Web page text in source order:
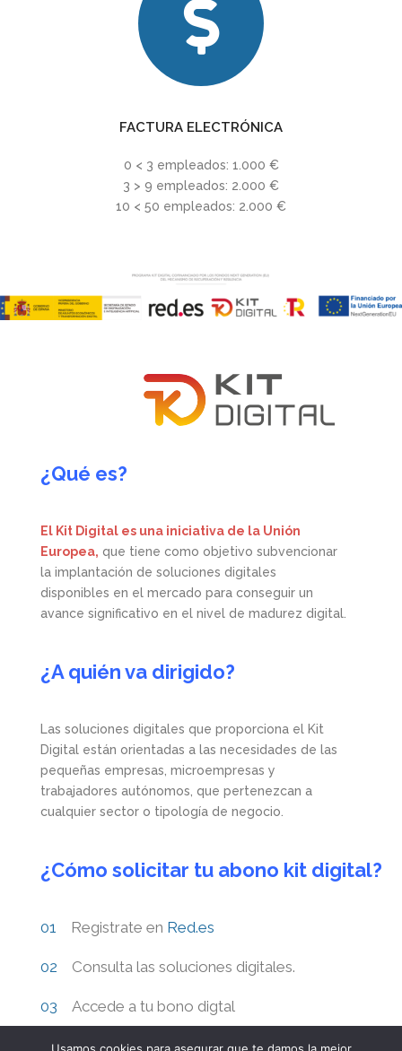
FACTURA ELECTRÓNICA
0 < 3 empleados: 1.000 €
3 > 9 empleados: 2.000 €
10 < 50 empleados: 2.000 €
¿Qué es?
El Kit Digital es una iniciativa de la Unión
Europea, que tiene como objetivo subvencionar
la implantación de soluciones digitales
disponibles en el mercado para conseguir un
avance significativo en el nivel de madurez digital.
¿A quién va dirigido?
Las soluciones digitales que proporciona el Kit
Digital están orientadas a las necesidades de las
pequeñas empresas, microempresas y
trabajadores autónomos, que pertenezcan a
cualquier sector o tipología de negocio.
¿Cómo solicitar tu abono kit digital?
Registrate en Red.es
Consulta las soluciones digitales.
Accede a tu bono digtal